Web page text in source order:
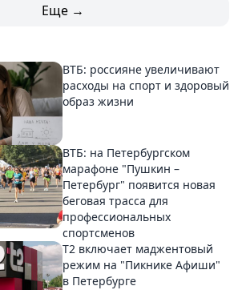
Еще →
ВТБ: россияне увеличивают
расходы на спорт и здоровый
образ жизни
ВТБ: на Петербургском
марафоне "Пушкин –
Петербург" появится новая
беговая трасса для
профессиональных
спортсменов
Т2 включает маджентовый
режим на "Пикнике Афиши"
в Петербурге